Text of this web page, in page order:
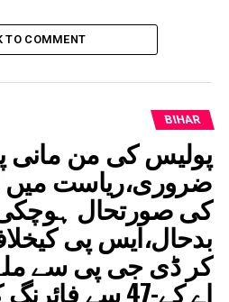
TO COMMENT
BIHAR
پولیس کی من مانی
ضروری،ریاست میں
کی صورتحال ہوچکی
بدحال،ایس پی
کر ڈی جی پی سے
اے کے-47 سے